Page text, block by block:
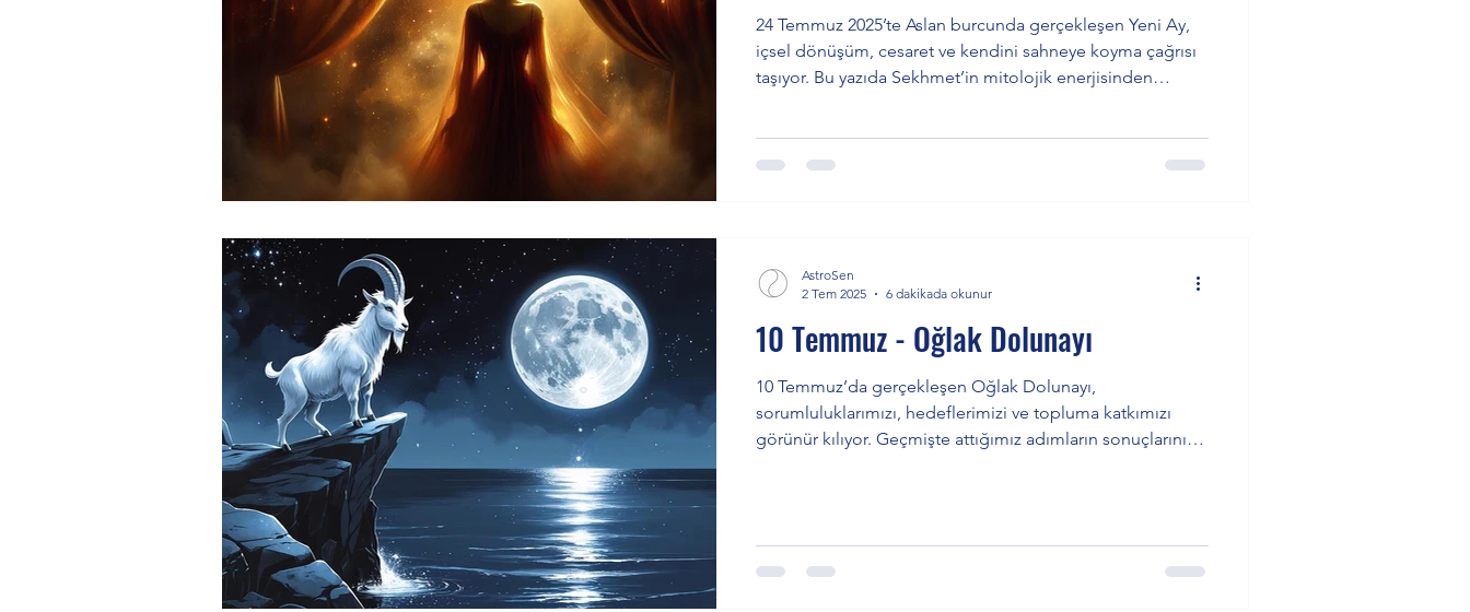
24 Temmuz 2025’te Aslan burcunda gerçekleşen Yeni Ay,
içsel dönüşüm, cesaret ve kendini sahneye koyma çağrısı
taşıyor. Bu yazıda Sekhmet’in mitolojik enerjisinden
yolculuğa çıkıyoruz.
10 Temmuz - Oğlak Dolunayı
10 Temmuz’da gerçekleşen Oğlak Dolunayı,
sorumluluklarımızı, hedeflerimizi ve topluma katkımızı
görünür kılıyor. Geçmişte attığımız adımların sonuçlarını
AstroSen
2 Tem 2025
6 dakikada okunur